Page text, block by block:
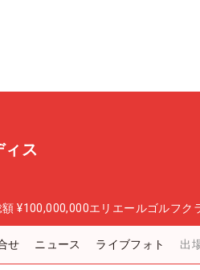
ィス
額 ¥100,000,000エリエールゴルフク
せ ニュース ライブフォト 出